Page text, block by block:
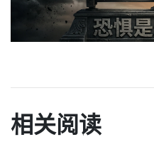
相关阅读